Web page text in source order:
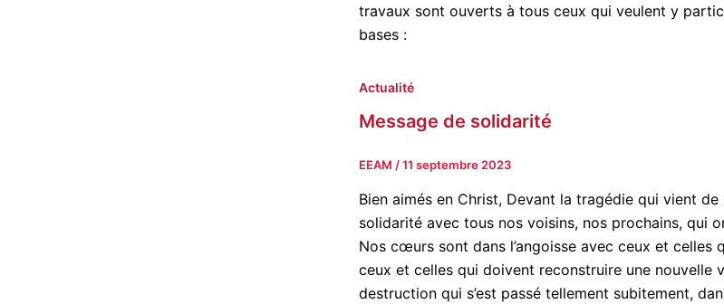
travaux sont ouverts à tous ceux qui veulent y
bases :
Actualité
Message de solidarité
EEAM /11 septembre 2023
Bien aimés en Christ, Devant la tragédie qui vient
solidarité avec tous nos voisins, nos prochains, qui
Nos cœurs sont dans l’angoisse avec ceux et
ceux et celles qui doivent reconstruire une
destruction qui s’est passé tellement subitement,